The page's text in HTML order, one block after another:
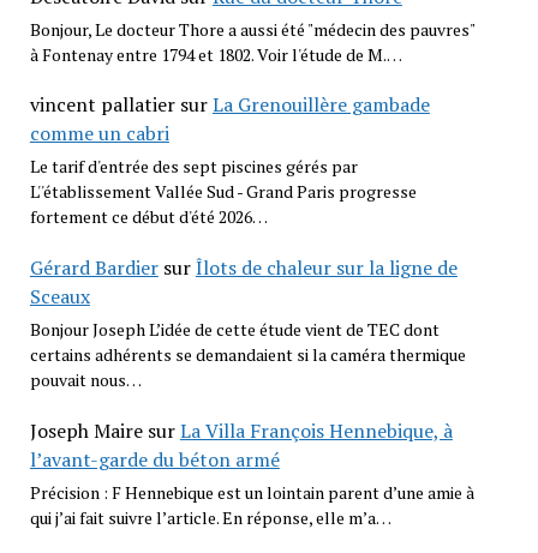
Bonjour, Le docteur Thore a aussi été "médecin des pauvres"
à Fontenay entre 1794 et 1802. Voir l'étude de M.…
vincent pallatiersurLa Grenouillère gambade
comme un cabri
Le tarif d'entrée des sept piscines gérés par
L''établissement Vallée Sud - Grand Paris progresse
fortement ce début d'été 2026…
Gérard BardiersurÎlots de chaleur sur la ligne de
Sceaux
Bonjour Joseph L’idée de cette étude vient de TEC dont
certains adhérents se demandaient si la caméra thermique
pouvait nous…
Joseph MairesurLa Villa François Hennebique, à
l’avant-garde du béton armé
Précision : F Hennebique est un lointain parent d’une amie à
qui j’ai fait suivre l’article. En réponse, elle m’a…